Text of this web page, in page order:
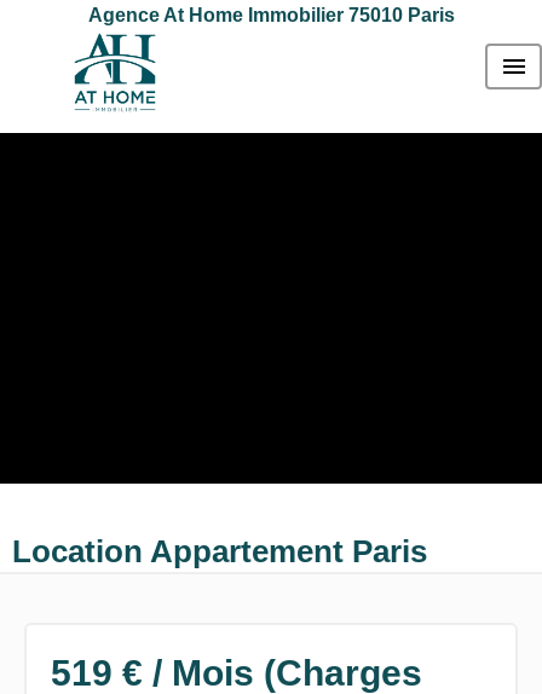
Agence At Home Immobilier 75010 Paris
Location Appartement Paris
519 € / Mois (Charges